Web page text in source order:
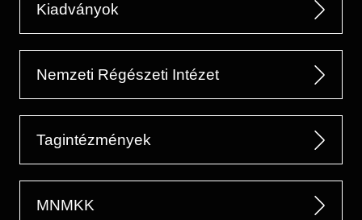
Kiadványok
Nemzeti Régészeti Intézet
Tagintézmények
MNMKK